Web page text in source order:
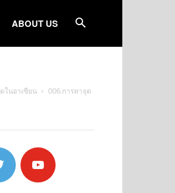
ABOUT US
ในอาเซียน
006.การหาจุด